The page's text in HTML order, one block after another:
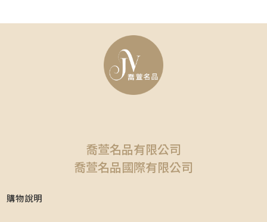
喬萱名品有限公司
喬萱名品國際有限公司
購物說明